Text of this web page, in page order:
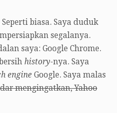
biasa. Saya duduk
segalanya.
saya: Google Chrome.
history-nya. Saya
engine Google. Saya malas
mengingatkan, Yahoo